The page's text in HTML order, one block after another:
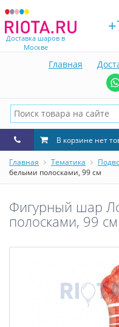
Доставка шаров в
Москве
Главная
В корзине нет
Главная Тематика
белыми полосками, 99 см
Фигурный шар
полосками, 99 см